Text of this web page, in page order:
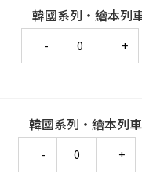
韓國系列‧繪本列
韓國系列‧繪本列